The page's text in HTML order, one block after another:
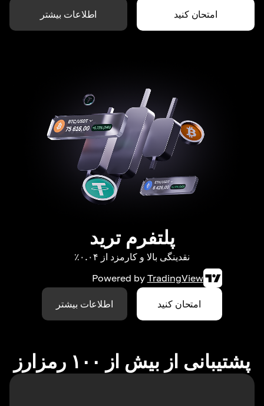
امتحان کنید اطلاعات بیشتر
پلتفرم ترید
نقدینگی بالا و کارمزد از ۰.۰۴٪
Powered by TradingView
امتحان کنید اطلاعات بیشتر
پشتیبانی از بیش از ۱۰۰ رمزارز